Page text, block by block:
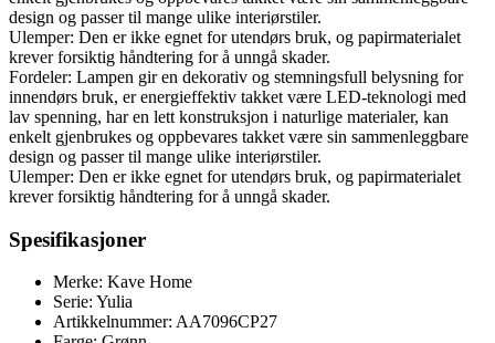
design og passer til mange ulike interiørstiler.
Ulemper: Den er ikke egnet for utendørs bruk, og papirmaterialet
krever forsiktig håndtering for å unngå skader.
Fordeler: Lampen gir en dekorativ og stemningsfull belysning for
innendørs bruk, er energieffektiv takket være LED-teknologi med
lav spenning, har en lett konstruksjon i naturlige materialer, kan
enkelt gjenbrukes og oppbevares takket være sin sammenleggbare
design og passer til mange ulike interiørstiler.
Ulemper: Den er ikke egnet for utendørs bruk, og papirmaterialet
krever forsiktig håndtering for å unngå skader.
Spesifikasjoner
Merke: Kave Home
Serie: Yulia
Artikkelnummer: AA7096CP27